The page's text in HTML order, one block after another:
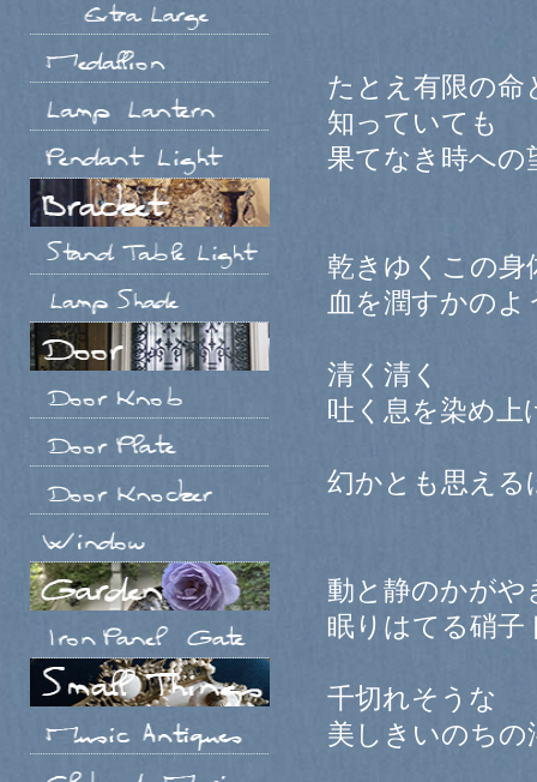
たとえ有限の命
知っていても
果てなき時への
乾きゆくこの身
血を潤すかのよ
清く清く
吐く息を染め上
幻かとも思え
動と静のかがや
眠りはてる硝子
千切れそうな
美しきいのちの